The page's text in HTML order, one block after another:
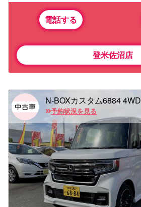
電話する
登米佐沼店
N-BOXカスタム6884 4WD
予約状況を見る